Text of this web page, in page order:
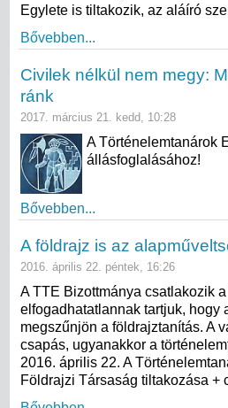
Egylete is tiltakozik, az aláíró
Bővebben...
Civilek nélkül nem megy:
ránk
2017. március 21. kedd, 10:28
A Történelemtanárok
állásfoglalásához!
Bővebben...
A földrajz is az
2016. április 22. péntek, 16:26
A TTE Bizottmánya csatlakozik
elfogadhatatlannak tartjuk, hogy
megszűnjön a földrajztanítás. A
csapás, ugyanakkor a
2016. április 22. A
Földrajzi Társaság tiltakozása +